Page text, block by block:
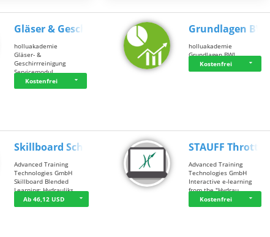
Gläser & Geschi…
holluakademie
Gläser- &
Geschirrreinigung
Servicemodul
Kostenfrei
Grundlagen BWL
holluakademie
Grundlagen BWL
Kostenfrei
Skillboard Schl…
Advanced Training
Technologies GmbH
Skillboard Blended
Learning: Hydrauliks…
Ab 46,12 USD
STAUFF Throttle…
Advanced Training
Technologies GmbH
Interactive e-learning
from the "Hydrau…
Kostenfrei